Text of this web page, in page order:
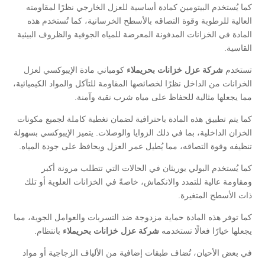
كما يُستخدم البيتومين كمادة أساسية للعزل الخارجي نظرًا لمقاومته
العالية للرطوبة وقوة التصاقه بالأسطح الخرسانية، كما تُستخدم هذه
المادة في الخزانات المدفونة المعرضة للمياه الجوفية والظروف البيئية
القاسية.
تستخدم شركة عزل خزانات بحريملاء كومباني مادة الإيبوكسي لعزل
الخزانات من الداخل نظرًا لخصائصها المقاومة للتآكل والمواد الكيميائية،
مما يجعلها مثالية للحفاظ على مياه شرب نقية وآمنة.
كما يتم تطبيق هذه المادة باحترافية لضمان تغطية كاملة لجميع مكونات
الخزان الداخلية، بما في ذلك الزوايا والوصلات. يتميز الإيبوكسي بسهولة
تنظيفه وقوة التصاقه، مما يُطيل عمر العزل ويحافظ على جودة المياه.
كما يُستخدم البولي يوريثان في الحالات التي تتطلب مرونة أكبر
ومقاومة عالية للتمدد والانكماش، خاصةً في الخزانات العلوية أو تلك
ذات الأسطح المتغيرة.
كما توفر هذه المادة حماية مزدوجة ضد التسربات والعوامل الجوية، مما
يجعلها خيارًا فعالًا تستخدمه شركة عزل خزانات بحريملاء بانتظام.
في بعض الأحيان، تُضاف طبقات إضافية من الألياف الزجاجية أو مواد